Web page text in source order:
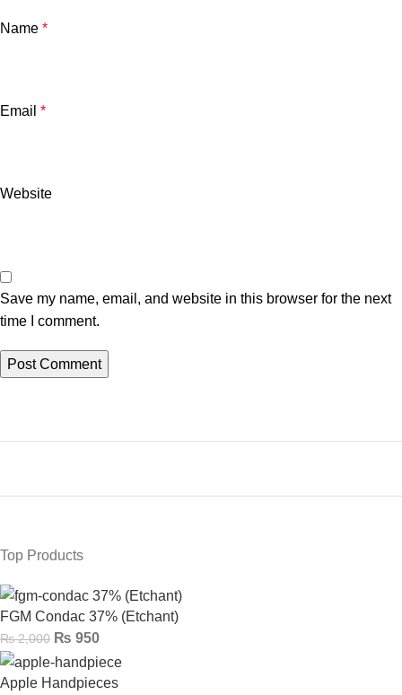
Name *
Email *
Website
Save my name, email, and website in this browser for the next
time I comment.
Top Products
FGM Condac 37% (Etchant)
₨2,000 ₨ 950
Apple Handpieces